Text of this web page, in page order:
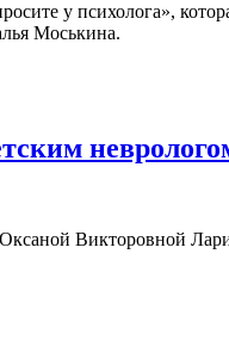
у психолога»,
Моськина.
Викторовной